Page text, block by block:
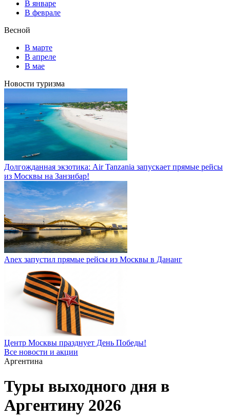
В январе
В феврале
Весной
В марте
В апреле
В мае
Новости туризма
Долгожданная экзотика: Air Tanzania запускает прямые рейсы
из Москвы на Занзибар!
Anex запустил прямые рейсы из Москвы в Дананг
Центр Москвы празднует День Победы!
Все новости и акции
Аргентина
Туры выходного дня в
Аргентину 2026